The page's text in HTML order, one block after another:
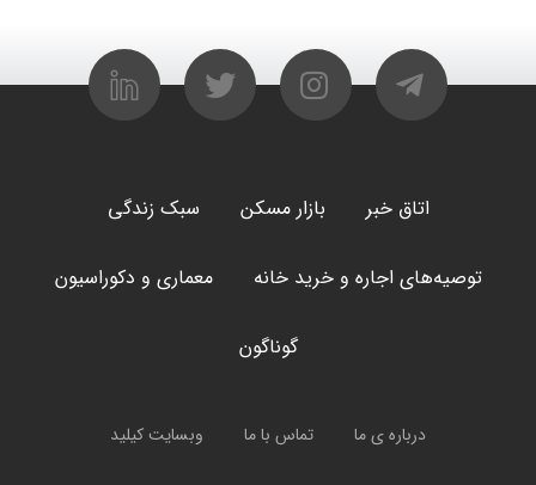
اتاق خبر بازار مسکن سبک زندگی
توصیه‌های اجاره و خرید خانه معماری و دکوراسیون
گوناگون
درباره ی ما تماس با ما وبسایت کیلید